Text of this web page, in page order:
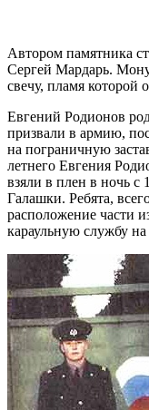
Автором памятника
Сергей Мардарь.
свечу, пламя которой
Евгений Родионов
призвали в армию,
на пограничную
летнего Евгения
взяли в плен в ночь с
Галашки. Ребята,
расположение части
караульную службу